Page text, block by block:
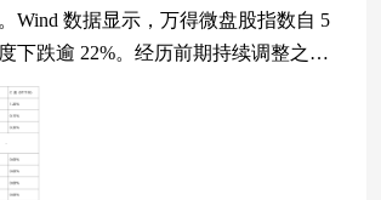
Wind 数据显示，万得微盘股指数自 5
下跌逾 22%。经历前期持续调整之
标的的估值弹性空间已相对充足。在当
震荡的格局下，部分从高估值科技主
金，也在主动寻找相对低估值板块，小
适配了部分资金避险轮动的配置需求，